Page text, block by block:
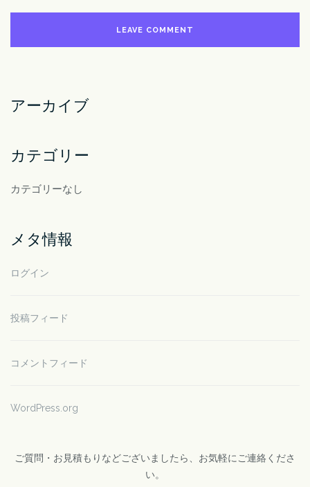
アーカイブ
カテゴリー
カテゴリーなし
メタ情報
ログイン
投稿フィード
コメントフィード
WordPress.org
ご質問・お見積もりなどございましたら、お気軽にご連絡くださ
い。